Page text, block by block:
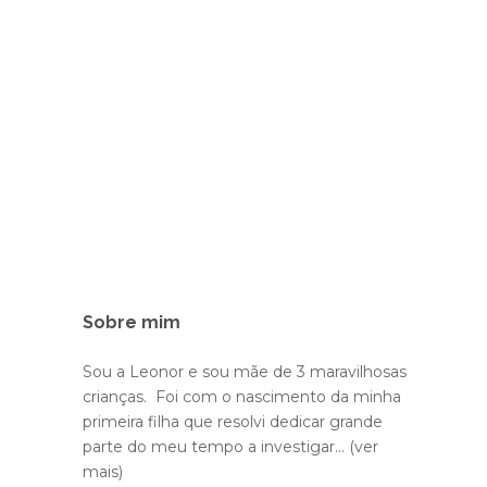
Sobre mim
Sou a Leonor e sou mãe de 3 maravilhosas
crianças. Foi com o nascimento da minha
primeira filha que resolvi dedicar grande
parte do meu tempo a investigar... (ver
mais)